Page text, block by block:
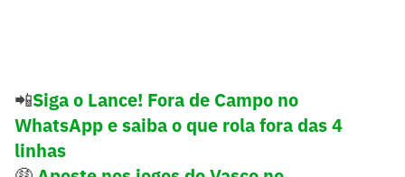
📲Siga o Lance! Fora de Campo no
WhatsApp e saiba o que rola fora das 4
linhas